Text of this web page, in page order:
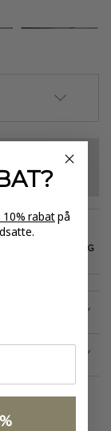
HURTIG LEVERING
rabatpå